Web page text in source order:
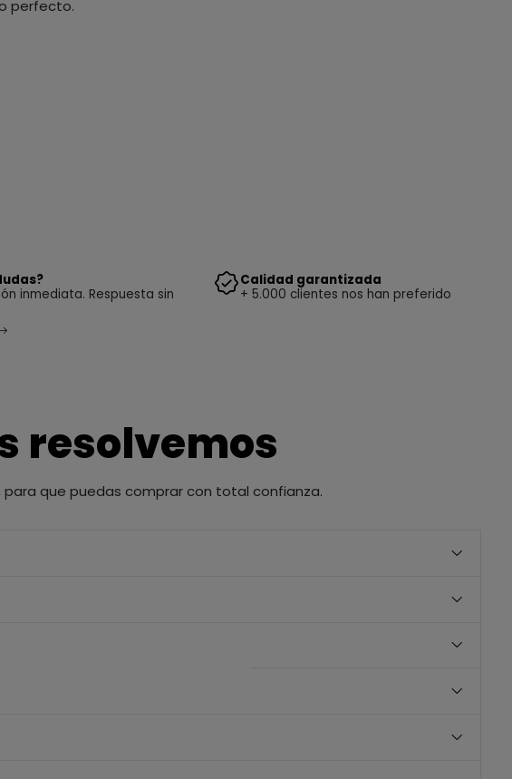
perfecto.
inmediata. Respuesta sin
Calidad garantizada
+ 5.000 clientes nos han preferido
resolvemos
que puedas comprar con total confianza.